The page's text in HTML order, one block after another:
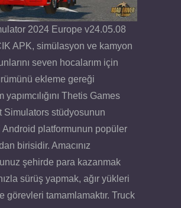
2024 Europe v24.05.08
APK, simülasyon ve kamyon
seven hocalarım için
ekleme gereği
yapımcılığını Thetis Games
Simulators stüdyosunun
Android platformunun popüler
birisidir. Amacınız
şehirde para kazanmak
sürüş yapmak, ağır yükleri
görevleri tamamlamaktır. Truck